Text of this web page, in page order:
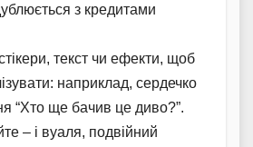
з кредитами
текст чи ефекти, щоб
наприклад, сердечко
“Хто ще бачив це диво?”.
– і вуаля, подвійний